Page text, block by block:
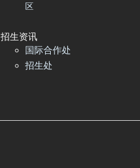
区
招生资讯
国际合作处
招生处